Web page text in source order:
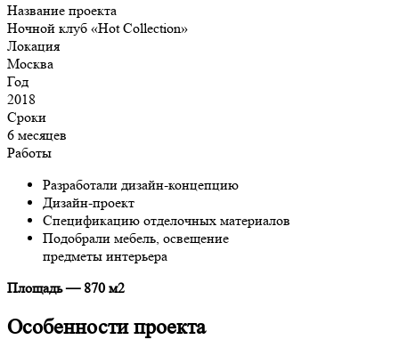
Название проекта
Ночной клуб «Hot Collection»
Локация
Москва
Год
2018
Сроки
6 месяцев
Работы
Разработали дизайн-концепцию
Дизайн-проект
Спецификацию отделочных материалов
Подобрали мебель, освещение
предметы интерьера
Площадь — 870 м2
Особенности проекта